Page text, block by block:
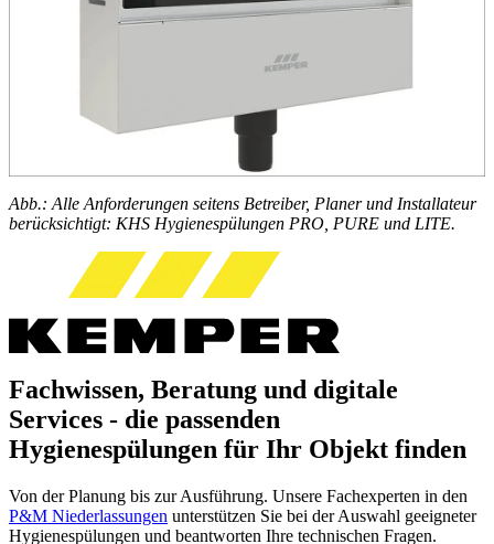
Abb.: Alle Anforderungen seitens Betreiber, Planer und Installateur
berücksichtigt: KHS Hygienespülungen PRO, PURE und LITE.
Fachwissen, Beratung und digitale
Services - die passenden
Hygienespülungen für Ihr Objekt finden
Von der Planung bis zur Ausführung. Unsere Fachexperten in den
P&M Niederlassungen unterstützen Sie bei der Auswahl geeigneter
Hygienespülungen und beantworten Ihre technischen Fragen.